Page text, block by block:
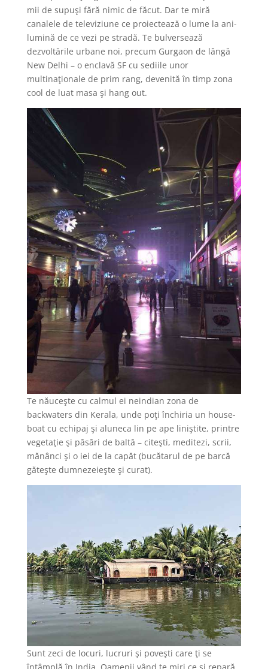
mii de supuşi fără nimic de făcut. Dar te miră
canalele de televiziune ce proiectează o lume la ani-
lumină de ce vezi pe stradă. Te bulversează
dezvoltările urbane noi, precum Gurgaon de lângă
New Delhi – o enclavă SF cu sediile unor
multinaţionale de prim rang, devenită în timp zona
cool de luat masa şi hang out.
Te năuceşte cu calmul ei neindian zona de
backwaters din Kerala, unde poţi închiria un house-
boat cu echipaj şi aluneca lin pe ape liniştite, printre
vegetaţie şi păsări de baltă – citeşti, meditezi, scrii,
mănânci şi o iei de la capăt (bucătarul de pe barcă
găteşte dumnezeieşte şi curat).
Sunt zeci de locuri, lucruri şi poveşti care ţi se